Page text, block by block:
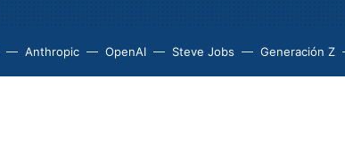
Anthropic OpenAI Steve Jobs Generación Z